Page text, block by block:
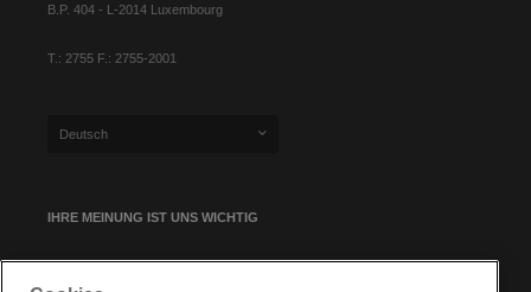
B.P. 404 - L-2014 Luxembourg
T.: 2755 F.: 2755-2001
Deutsch
IHRE MEINUNG IST UNS WICHTIG